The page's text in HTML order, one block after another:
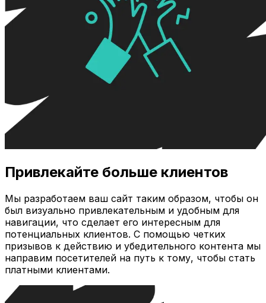
Привлекайте больше клиентов
Мы разработаем ваш сайт таким образом, чтобы он
был визуально привлекательным и удобным для
навигации, что сделает его интересным для
потенциальных клиентов. С помощью четких
призывов к действию и убедительного контента мы
направим посетителей на путь к тому, чтобы стать
платными клиентами.